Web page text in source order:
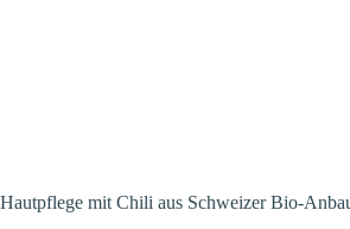
Hautpflege mit Chili aus Schweizer Bio-